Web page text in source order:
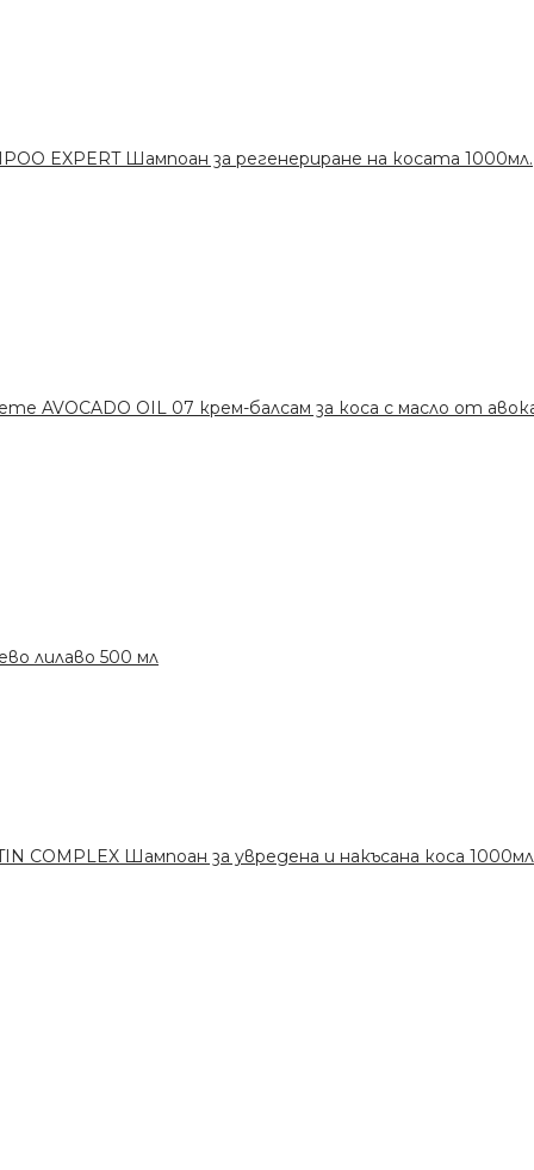
EXPERT Шампоан за регенериране на косата 1000мл.
AVOCADO OIL 07 крем-балсам за коса с масло от
лилаво 500 мл
COMPLEX Шампоан за увредена и накъсана коса